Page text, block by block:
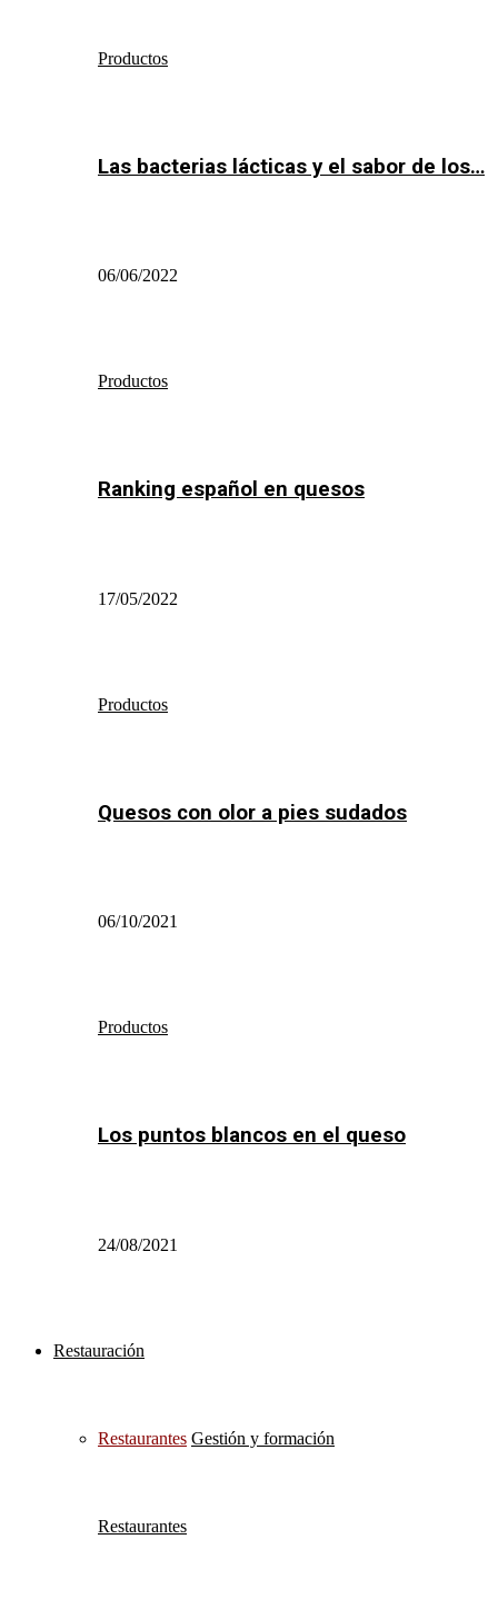
Productos
Las bacterias lácticas y el sabor de los…
06/06/2022
Productos
Ranking español en quesos
17/05/2022
Productos
Quesos con olor a pies sudados
06/10/2021
Productos
Los puntos blancos en el queso
24/08/2021
Restauración
Restaurantes Gestión y formación
Restaurantes